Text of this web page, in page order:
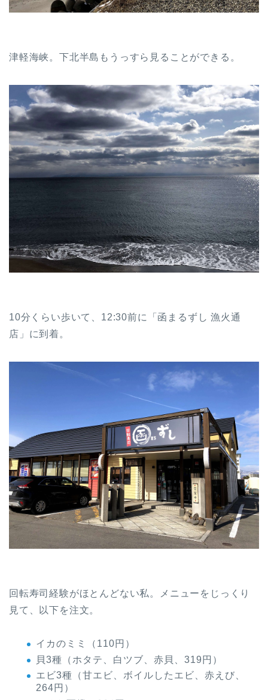
津軽海峡。下北半島もうっすら見ることができる。
10分くらい歩いて、12:30前に「函まるずし 漁火通
店」に到着。
回転寿司経験がほとんどない私。メニューをじっくり
見て、以下を注文。
イカのミミ（110円）
貝3種（ホタテ、白ツブ、赤貝、319円）
エビ3種（甘エビ、ボイルしたエビ、赤えび、
264円）